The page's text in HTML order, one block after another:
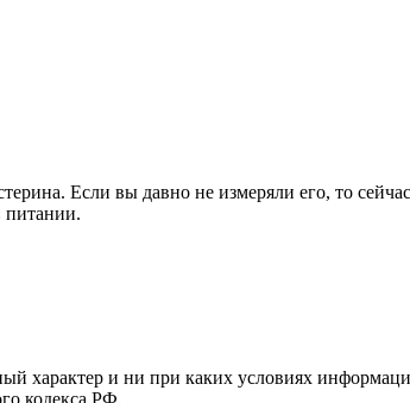
Если вы давно не измеряли его, то
питании.
характер и ни при каких условиях
кодекса РФ.